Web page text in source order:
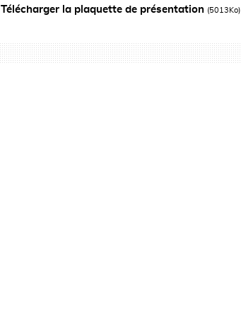
Télécharger la plaquette de présentation (5013Ko)